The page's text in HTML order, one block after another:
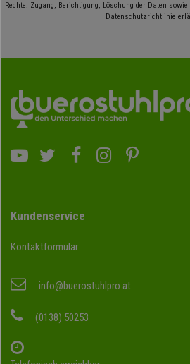
Rechte: Zugang, Berichtigung, Löschung der Daten
Datenschutzrichtlinie
Kundenservice
Kontaktformular
info@buerostuhlpro.at
(0138) 50253